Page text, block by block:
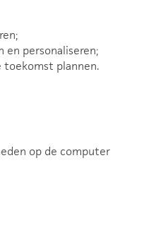
en personaliseren;
toekomst plannen.
op de computer